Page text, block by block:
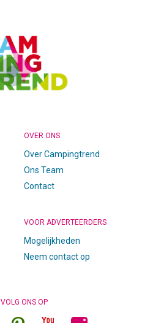
OVER ONS
Over Campingtrend
Ons Team
Contact
VOOR ADVERTEERDERS
Mogelijkheden
Neem contact op
VOLG ONS OP